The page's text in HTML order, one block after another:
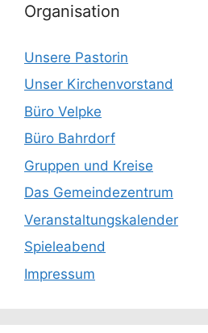
Organisation
Unsere Pastorin
Unser Kirchenvorstand
Büro Velpke
Büro Bahrdorf
Gruppen und Kreise
Das Gemeindezentrum
Veranstaltungskalender
Spieleabend
Impressum